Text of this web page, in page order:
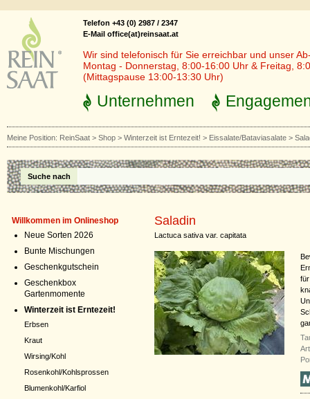
Telefon +43 (0) 2987 / 2347
E-Mail office(at)reinsaat.at
Wir sind telefonisch für Sie erreichbar und unser
Montag - Donnerstag, 8:00-16:00 Uhr & Freitag,
(Mittagspause 13:00-13:30 Uhr)
Unternehmen
Meine Position: ReinSaat > Shop > Winterzeit ist Erntezeit! > Eissalate/Bataviasalate >
Suche nach
Willkommen im Onlineshop
Neue Sorten 2026
Bunte Mischungen
Geschenkgutschein
Geschenkbox
Gartenmomente
Winterzeit ist Erntezeit!
Erbsen
Kraut
Wirsing/Kohl
Rosenkohl/Kohlsprossen
Blumenkohl/Karfiol
Saladin
Lactuca sativa var. capitata